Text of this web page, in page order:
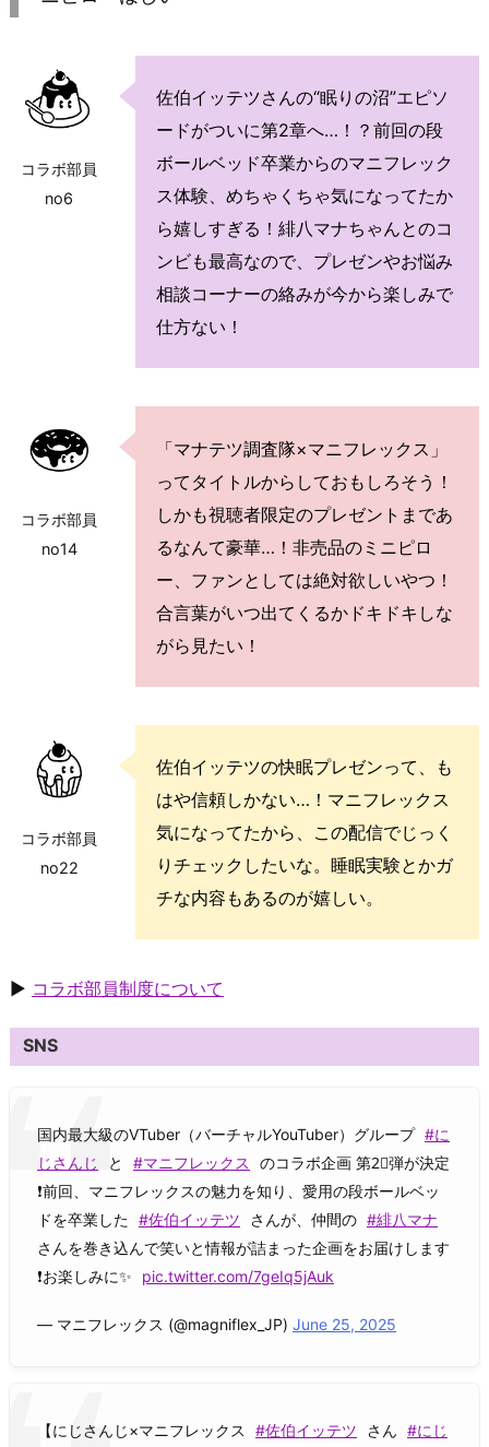
コラボ部員
no6
佐伯イッテツさんの“眠りの沼”エピソ
ードがついに第2章へ…！？前回の段
ボールベッド卒業からのマニフレック
ス体験、めちゃくちゃ気になってたか
ら嬉しすぎる！緋八マナちゃんとのコ
ンビも最高なので、プレゼンやお悩み
相談コーナーの絡みが今から楽しみで
仕方ない！
コラボ部員
no14
「マナテツ調査隊×マニフレックス」
ってタイトルからしておもしろそう！
しかも視聴者限定のプレゼントまであ
るなんて豪華…！非売品のミニピロ
ー、ファンとしては絶対欲しいやつ！
合言葉がいつ出てくるかドキドキしな
がら見たい！
コラボ部員
no22
佐伯イッテツの快眠プレゼンって、も
はや信頼しかない…！マニフレックス
気になってたから、この配信でじっく
りチェックしたいな。睡眠実験とかガ
チな内容もあるのが嬉しい。
▶ コラボ部員制度について
SNS
国内最大級のVTuber（バーチャルYouTuber）グループ #に
じさんじ
と #マニフレックス
のコラボ企画 第2⃣弾が決定
❗️前回、マニフレックスの魅力を知り、愛用の段ボールベッ
ドを卒業した #佐伯イッテツ さんが、仲間の #緋八マナ
さんを巻き込んで笑いと情報が詰まった企画をお届けします
❗️お楽しみに✨
pic.twitter.com/7geIq5jAuk
— マニフレックス (@magniflex_JP) June 25, 2025
【にじさんじ×マニフレックス #佐伯イッテツ さん #にじ